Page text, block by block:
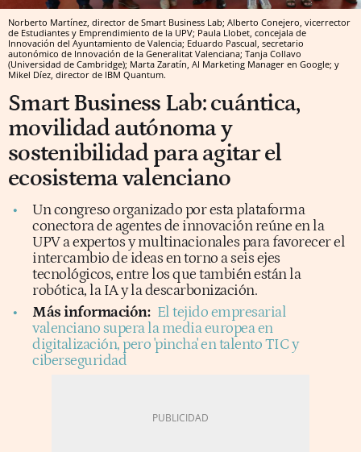
Norberto Martínez, director de Smart Business Lab; Alberto Conejero, vicerrector
de Estudiantes y Emprendimiento de la UPV; Paula Llobet, concejala de
Innovación del Ayuntamiento de Valencia; Eduardo Pascual, secretario
autonómico de Innovación de la Generalitat Valenciana; Tanja Collavo
(Universidad de Cambridge); Marta Zaratín, AI Marketing Manager en Google; y
Mikel Díez, director de IBM Quantum.
Smart Business Lab: cuántica,
movilidad autónoma y
sostenibilidad para agitar el
ecosistema valenciano
Un congreso organizado por esta plataforma
conectora de agentes de innovación reúne en la
UPV a expertos y multinacionales para favorecer el
intercambio de ideas en torno a seis ejes
tecnológicos, entre los que también están la
robótica, la IA y la descarbonización.
Más información: El tejido empresarial
valenciano supera la media europea en
digitalización, pero 'pincha' en talento TIC y
ciberseguridad